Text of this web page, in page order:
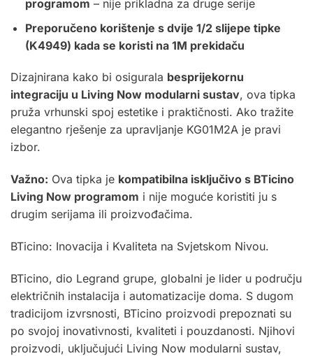
programom – nije prikladna za druge serije
Preporučeno korištenje s dvije 1/2 slijepe tipke
(K4949) kada se koristi na 1M prekidaču
Dizajnirana kako bi osigurala besprijekornu
integraciju u Living Now modularni sustav, ova tipka
pruža vrhunski spoj estetike i praktičnosti. Ako tražite
elegantno rješenje za upravljanje KG01M2A je pravi
izbor.
Važno: Ova tipka je kompatibilna isključivo s BTicino
Living Now programom i nije moguće koristiti ju s
drugim serijama ili proizvođačima.
BTicino: Inovacija i Kvaliteta na Svjetskom Nivou.
BTicino, dio Legrand grupe, globalni je lider u području
električnih instalacija i automatizacije doma. S dugom
tradicijom izvrsnosti, BTicino proizvodi prepoznati su
po svojoj inovativnosti, kvaliteti i pouzdanosti. Njihovi
proizvodi, uključujući Living Now modularni sustav,